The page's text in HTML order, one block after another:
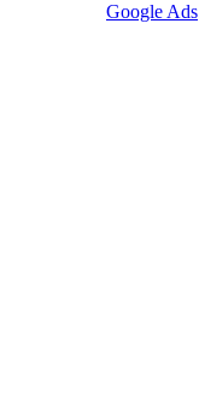
Google Ads